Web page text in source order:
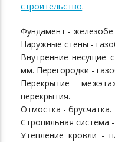
строительство.
Фундамент -
Наружные стены -
Внутренние несущие
мм. Перегородки -
Перекрытие
перекрытия.
Отмостка - брусчатка.
Стропильная система
Утепление кровли -